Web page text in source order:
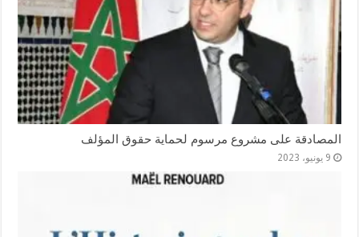
المصادقة على مشروع مرسوم لحماية حقوق المؤلف
9 يونيو، 2023